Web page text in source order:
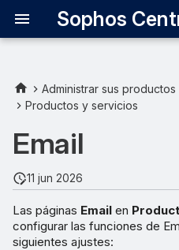
Sophos
Administrar sus productos
Productos y servicios
Email
11 jun 2026
Las páginas Email en
configurar las funciones de
siguientes ajustes: